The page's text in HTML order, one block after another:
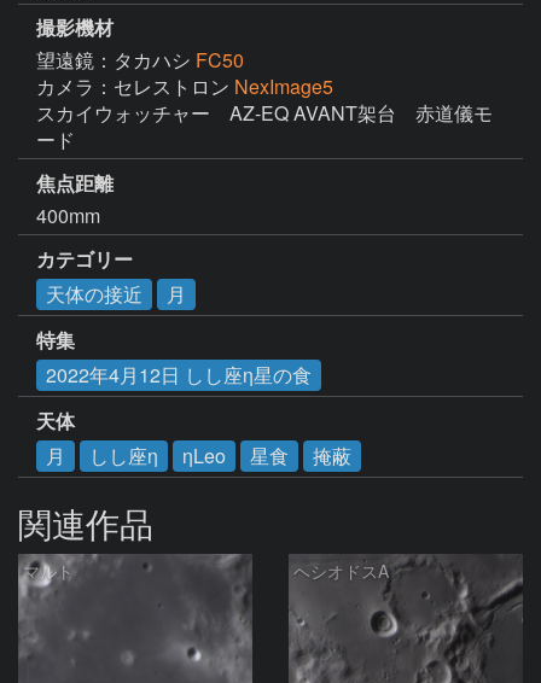
撮影機材
望遠鏡：タカハシ FC50
カメラ：セレストロン NexImage5
スカイウォッチャー　AZ-EQ AVANT架台　赤道儀モ
ード
焦点距離
400mm
カテゴリー
天体の接近
月
特集
2022年4月12日 しし座η星の食
天体
月
しし座η ηLeo 星食 掩蔽
関連作品
マルト ヘシオドスA